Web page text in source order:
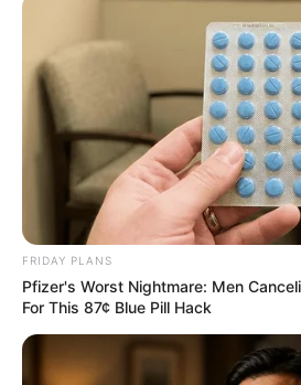
FRIDAY PLANS
Pfizer's Worst Nightmare: Men
For This 87¢ Blue Pill Hack